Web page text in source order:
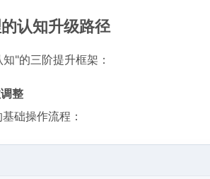
认知升级路径
"的三阶提升框架：
整
础操作流程：